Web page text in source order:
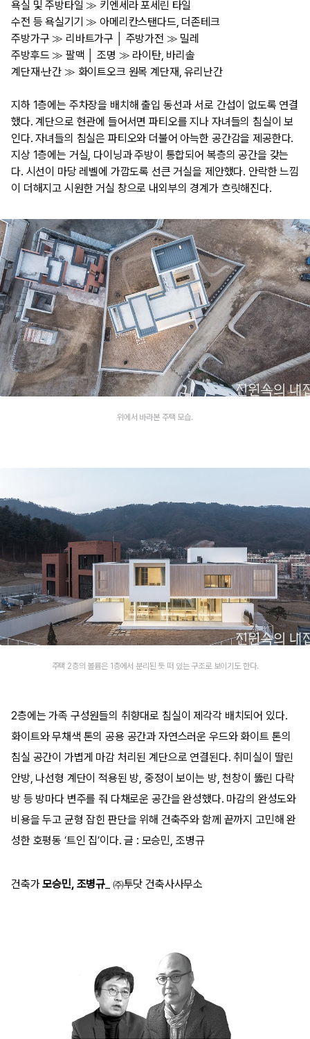
욕실 및 주방타일 ≫ 키엔세라 포세린 타일
수전 등 욕실기기 ≫ 아메리칸스탠다드, 더존테크
주방가구 ≫ 리바트가구 │ 주방가전 ≫ 밀레
주방후드 ≫ 팔맥 │ 조명 ≫ 라이탄, 바리솔
계단재·난간 ≫ 화이트오크 원목 계단재, 유리난간
지하 1층에는 주차장을 배치해 출입 동선과 서로 간섭이 없도록 연결
했다. 계단으로 현관에 들어서면 파티오를 지나 자녀들의 침실이 보
인다. 자녀들의 침실은 파티오와 더불어 아늑한 공간감을 제공한다.
지상 1층에는 거실, 다이닝과 주방이 통합되어 복층의 공간을 갖는
다. 시선이 마당 레벨에 가깝도록 선큰 거실을 제안했다. 안락한 느낌
이 더해지고 시원한 거실 창으로 내외부의 경계가 흐릿해진다.
위에서 바라본 주택 모습.
주택 2층의 볼륨은 1층에서 분리된 듯 떠 있는 구조로 보이기도 한다.
2층에는 가족 구성원들의 취향대로 침실이 제각각 배치되어 있다.
화이트와 무채색 톤의 공용 공간과 자연스러운 우드와 화이트 톤의
침실 공간이 가볍게 마감 처리된 계단으로 연결된다. 취미실이 딸린
안방, 나선형 계단이 적용된 방, 중정이 보이는 방, 천창이 뚫린 다락
방 등 방마다 변주를 줘 다채로운 공간을 완성했다. 마감의 완성도와
비용을 두고 균형 잡힌 판단을 위해 건축주와 함께 끝까지 고민해 완
성한 호평동 ‘트인 집’이다. 글 : 모승민, 조병규
건축가모승민, 조병규 _ ㈜투닷 건축사사무소​